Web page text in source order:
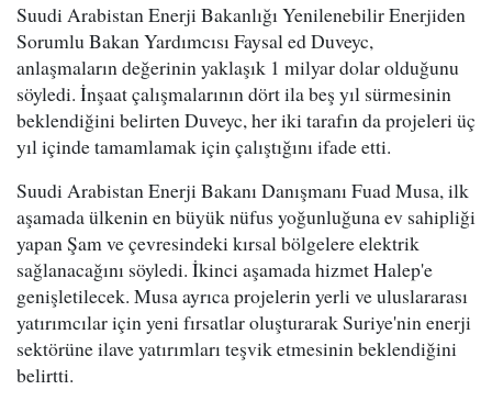
Suudi Arabistan Enerji Bakanlığı Yenilenebilir Enerjiden
Sorumlu Bakan Yardımcısı Faysal ed Duveyc,
anlaşmaların değerinin yaklaşık 1 milyar dolar olduğunu
söyledi. İnşaat çalışmalarının dört ila beş yıl sürmesinin
beklendiğini belirten Duveyc, her iki tarafın da projeleri üç
yıl içinde tamamlamak için çalıştığını ifade etti.
Suudi Arabistan Enerji Bakanı Danışmanı Fuad Musa, ilk
aşamada ülkenin en büyük nüfus yoğunluğuna ev sahipliği
yapan Şam ve çevresindeki kırsal bölgelere elektrik
sağlanacağını söyledi. İkinci aşamada hizmet Halep'e
genişletilecek. Musa ayrıca projelerin yerli ve uluslararası
yatırımcılar için yeni fırsatlar oluşturarak Suriye'nin enerji
sektörüne ilave yatırımları teşvik etmesinin beklendiğini
belirtti.